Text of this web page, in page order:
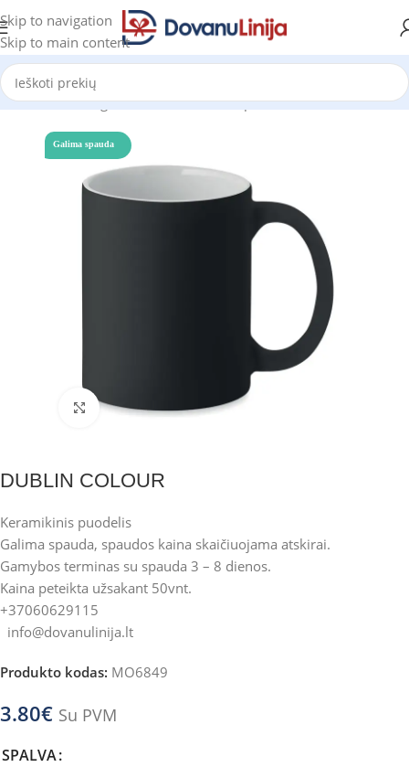
Skip to navigation
Skip to main content
Pradžia Katalogas Puodeliai ir termo puodeliai Puodeliai
Galima spauda
Click to enlarge
DUBLIN COLOUR
Keramikinis puodelis
Galima spauda, spaudos kaina skaičiuojama atskirai.
Gamybos terminas su spauda 3 – 8 dienos.
Kaina peteikta užsakant 50vnt.
+37060629115
info@dovanulinija.lt
Produkto kodas: MO6849
3.80€ Su PVM
SPALVA